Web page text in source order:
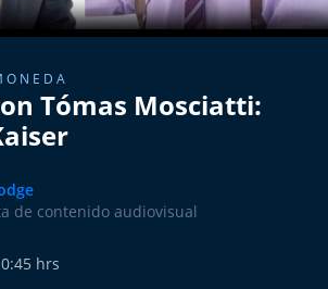
Mosciatti
Mosciatti
Tómas Mosciatti:
de contenido audiovisual
hrs